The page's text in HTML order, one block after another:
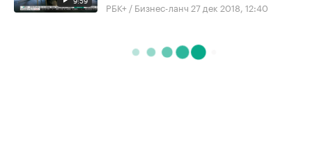
РБК+ / Бизнес-ланч 27 дек 2018, 12:40